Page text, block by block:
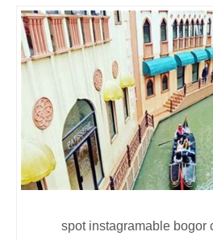
spot instagramable bogor